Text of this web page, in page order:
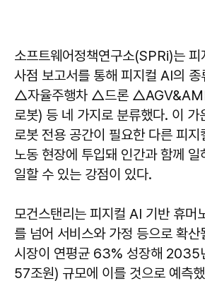
소프트웨어정책연구소(SPRi)는 피
사점 보고서를 통해 피지컬 AI의
△자율주행차 △드론
로봇) 등 네 가지로 분류했다. 이 가
로봇 전용 공간이 필요한 다른 피
노동 현장에 투입돼 인간과 함께 일
일할 수 있는 강점이 있다.
모건스탠리는 피지컬 AI 기반 휴머
를 넘어 서비스와 가정 등으로 확산
시장이 연평균 63% 성장해
57조원) 규모에 이를 것으로 예측